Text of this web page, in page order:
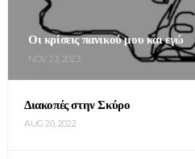
Οι κρίσεις πανικού μου και εγώ
NOV 23, 2023
Διακοπές στην Σκύρο
AUG 20, 2022